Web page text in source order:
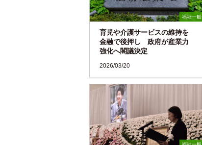
福祉一般
育児や介護サービスの維持を
金融で後押し 政府が産業力
強化へ閣議決定
2026/03/20